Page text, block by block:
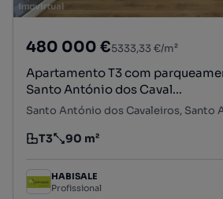
480 000 €5333,33 €/m²
Apartamento T3 com
Santo António dos Caval...
Tipologia
T3
Preço por metro quadrado
90 m²
HABISALE
Profissional